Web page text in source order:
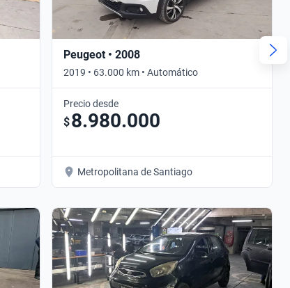
Peugeot • 2008
2019 • 63.000 km • Automático
Precio desde
$8.980.000
Metropolitana de Santiago